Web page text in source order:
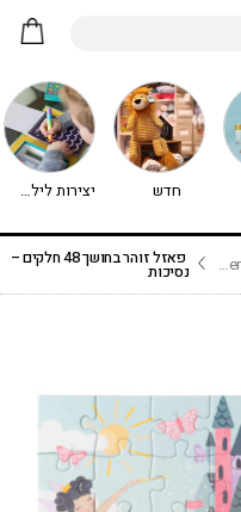
חדש יצירות לילדים - יצירה לילדים
stephen joseph פאזל זוהר בחושך 48 חלקים –
נסיכות